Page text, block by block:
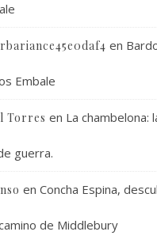
en
Embale
Torres en La chambelona:
guerra.
en Concha Espina,
de Middlebury